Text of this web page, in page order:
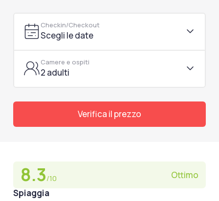
Checkin/Checkout
Scegli le date
Camere e ospiti
2 adulti
Verifica il prezzo
8.3/10
Ottimo
Spiaggia